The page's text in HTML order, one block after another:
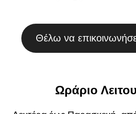
Θέλω να
Ωράριο